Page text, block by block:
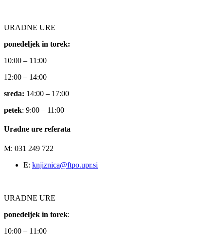
URADNE URE
ponedeljek in torek:
10:00 – 11:00
12:00 – 14:00
sreda: 14:00 – 17:00
petek: 9:00 – 11:00
Uradne ure referata
M: 031 249 722
E: knjiznica@ftpo.upr.si
URADNE URE
ponedeljek in torek:
10:00 – 11:00